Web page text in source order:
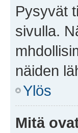
Pysyvät
sivulla.
näiden
Ylös
Mitä